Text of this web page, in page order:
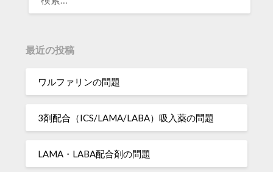
最近の投稿
ワルファリンの問題
3剤配合（ICS/LAMA/LABA）吸入薬の問題
LAMA・LABA配合剤の問題